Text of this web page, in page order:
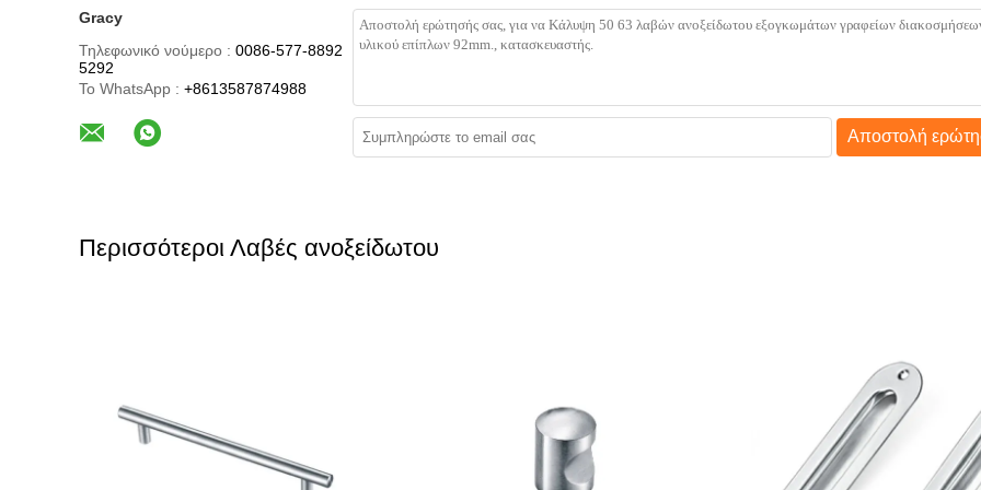
Gracy
Τηλεφωνικό νούμερο : 0086-577-8892
5292
Το WhatsApp : +8613587874988
Αποστολή
Περισσότεροι Λαβές ανοξείδωτου